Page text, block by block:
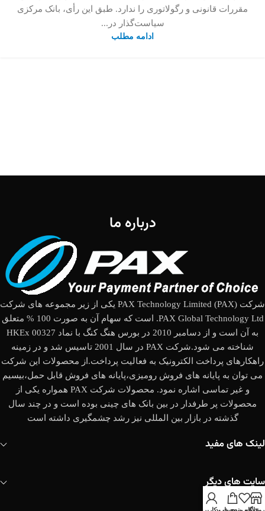
مقررات‌ قانونی و رگولاتوری را ندارد. طبق این رأی، بانک مرکزی
سیاست‌گذار در...
ادامه مطلب
درباره ما
شرکت (PAX Technology Limited (PAX یکی از زیر مجموعه های شرکت
PAX Global Technology Ltd. است که سهام آن به صورت 100 % متعلق
به آن است و از دسامبر 2010 در بورس هنگ کنگ با نماد HKEx 00327
شناخته می شود.شرکت PAX در سال 2001 تاسیس شد و در زمینه
راهکارهای پرداخت الکترونیک به فعالیت پرداخت.از محصولات این شرکت
می توان به پایانه های فروش رومیزی،پایانه های فروش قابل حمل،بیسیم
و غیر تماسی اشاره نمود. محصولات شرکت PAX همواره یکی از
محصولات پر طرفدار در بین بانک های چینی بوده است و در چند سال
گذشته در بازار بین المللی نیز رشد چشمگیری داشته است
لینک های مفید
سایت های دیگر